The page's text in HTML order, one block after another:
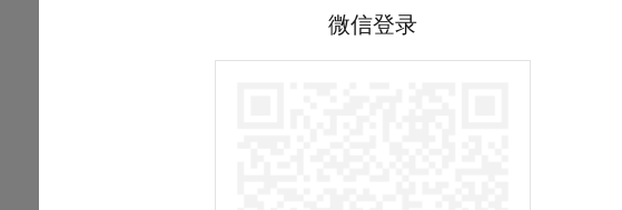
微信登录